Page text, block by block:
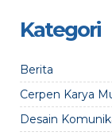
Kategori
Berita
Cerpen Karya
Desain